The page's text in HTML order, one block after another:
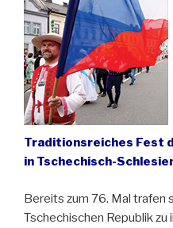
Jahren“
Traditionsreiches Fest
in Tschechisch-
Bereits zum 76. Mal trafen
Tschechischen Republik zu